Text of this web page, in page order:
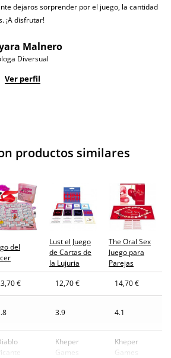
El martes 11 de agosto (fecha estimada)
dejaros sorprender por el juego, la cantidad
¡A disfrutar!
Malnero
Diversual
Ver perfil
productos similares
del
Lust el Juego
de Cartas de
la Lujuria
The Oral Sex
Juego para
Parejas
€ 12,70 € 14,70 €
3.9 4.1
Kheper
Games
Kheper
Games